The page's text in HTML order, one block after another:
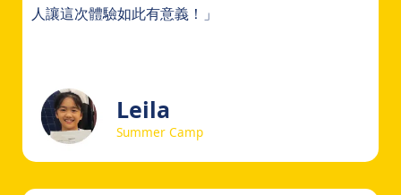
人讓這次體驗如此有意義！」
Leila
Summer Camp